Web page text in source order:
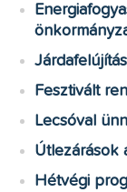
Fesztivált
Lecsóval
Útlezárások
Hétvégi